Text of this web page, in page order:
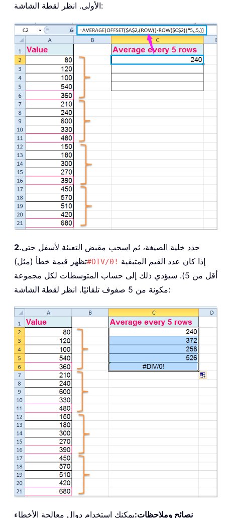
الأولى. انظر لقطة الشاشة:
2.حدد خلية الصيغة، ثم اسحب مقبض التعبئة لأسفل حتى
تظهر قيمة خطأ (مثل)#DIV/0!
أقل من 5). سيؤدي ذلك إلى حساب المتوسطات لكل مجموعة
مكونة من 5 صفوف تلقائيًا. انظر لقطة الشاشة:
نصائح وملاحظات:يمكنك استخدام دوال معالجة الأخطاء